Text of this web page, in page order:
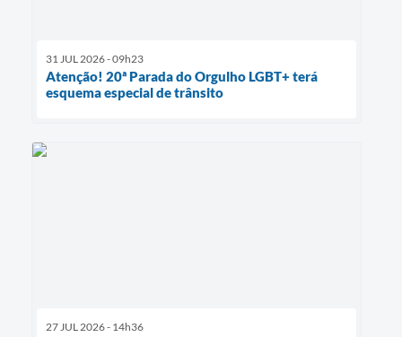
31 JUL 2026 - 09h23
Atenção! 20ª Parada do Orgulho LGBT+ terá
esquema especial de trânsito
27 JUL 2026 - 14h36